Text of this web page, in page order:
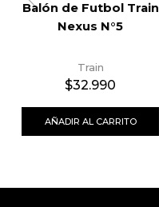
Balón de Futbol Train
Nexus N°5
Train
$32.990
AÑADIR AL CARRITO